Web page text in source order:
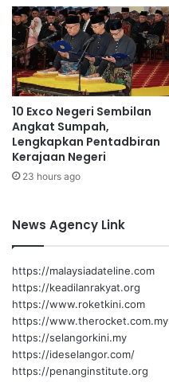
H
:
P
e
n
j
a
w
a
t
a
m
d
m
i
n
t
a
t
i
m
a
t
a
m
e
m
a
n
d
a
10 Exco Negeri Sembilan
Angkat Sumpah,
Lengkapkan Pentadbiran
Kerajaan Negeri
23 hours ago
News Agency Link
https://malaysiadateline.com
https://keadilanrakyat.org
https://www.roketkini.com
https://www.therocket.com.my
https://selangorkini.my
https://ideselangor.com/
https://penanginstitute.org